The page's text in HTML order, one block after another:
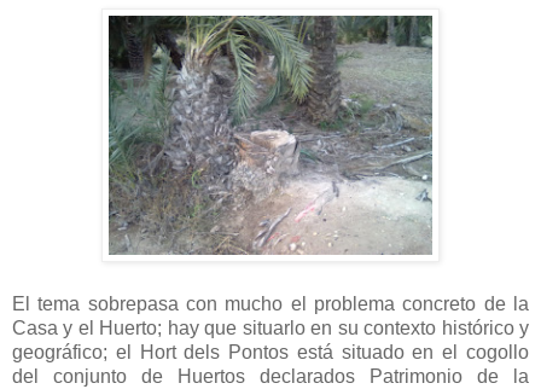
El tema sobrepasa con mucho el problema concreto de la
Casa y el Huerto; hay que situarlo en su contexto histórico y
geográfico; el Hort dels Pontos está situado en el cogollo
del conjunto de Huertos declarados Patrimonio de la